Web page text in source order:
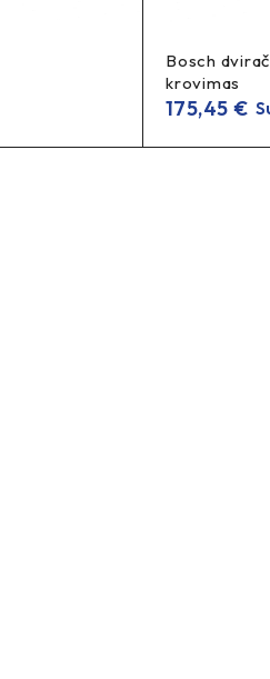
Bosch
krovimas
175,45 €